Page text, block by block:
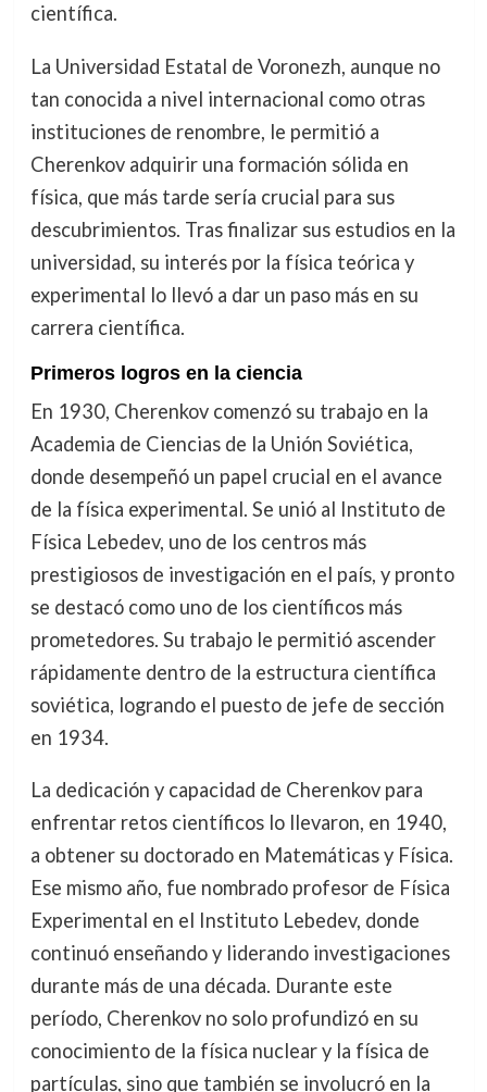
científica.
La Universidad Estatal de Voronezh, aunque no
tan conocida a nivel internacional como otras
instituciones de renombre, le permitió a
Cherenkov adquirir una formación sólida en
física, que más tarde sería crucial para sus
descubrimientos. Tras finalizar sus estudios en la
universidad, su interés por la física teórica y
experimental lo llevó a dar un paso más en su
carrera científica.
Primeros logros en la ciencia
En 1930, Cherenkov comenzó su trabajo en la
Academia de Ciencias de la Unión Soviética,
donde desempeñó un papel crucial en el avance
de la física experimental. Se unió al Instituto de
Física Lebedev, uno de los centros más
prestigiosos de investigación en el país, y pronto
se destacó como uno de los científicos más
prometedores. Su trabajo le permitió ascender
rápidamente dentro de la estructura científica
soviética, logrando el puesto de jefe de sección
en 1934.
La dedicación y capacidad de Cherenkov para
enfrentar retos científicos lo llevaron, en 1940,
a obtener su doctorado en Matemáticas y Física.
Ese mismo año, fue nombrado profesor de Física
Experimental en el Instituto Lebedev, donde
continuó enseñando y liderando investigaciones
durante más de una década. Durante este
período, Cherenkov no solo profundizó en su
conocimiento de la física nuclear y la física de
partículas, sino que también se involucró en la